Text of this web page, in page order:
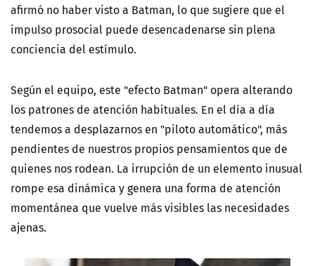
afirmó no haber visto a Batman, lo que sugiere que el
impulso prosocial puede desencadenarse sin plena
conciencia del estímulo.
Según el equipo, este "efecto Batman" opera alterando
los patrones de atención habituales. En el día a día
tendemos a desplazarnos en "piloto automático", más
pendientes de nuestros propios pensamientos que de
quienes nos rodean. La irrupción de un elemento inusual
rompe esa dinámica y genera una forma de atención
momentánea que vuelve más visibles las necesidades
ajenas.